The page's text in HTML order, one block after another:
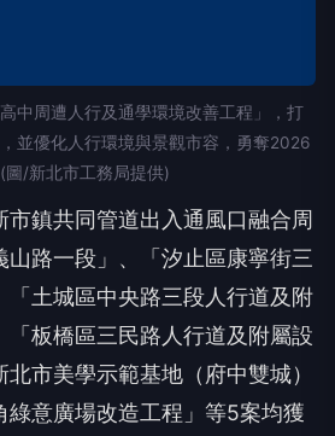
中周遭人行及通學環境改善工程」，打
並優化人行環境與景觀市容，勇奪2026
/新北市工務局提供)
鎮共同管道出入通風口融合周
山路一段」、「汐止區康寧街三
「土城區中央路三段人行道及附
「板橋區三民路人行道及附屬設
市美學示範基地（府中雙城）
綠意廣場改造工程」等5案均獲